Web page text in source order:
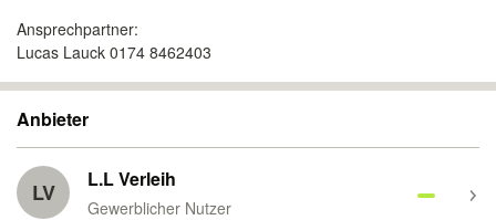
Ansprechpartner:
Lucas Lauck 0174 8462403
Anbieter
LV L.L Verleih
Gewerblicher Nutzer